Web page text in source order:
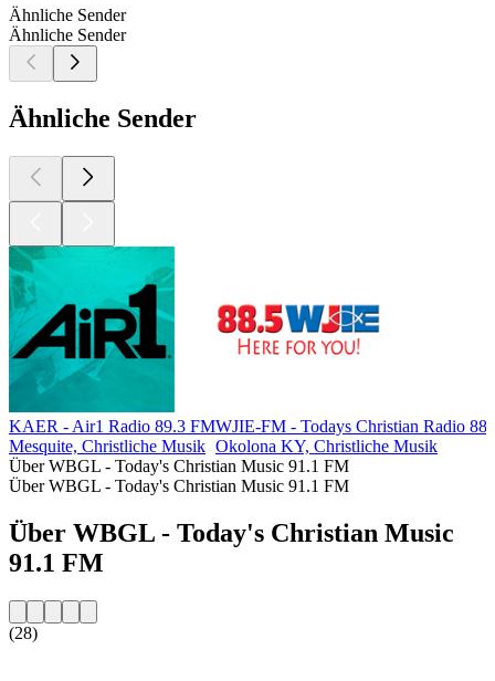
Ähnliche Sender
Ähnliche Sender
Ähnliche Sender
KAER - Air1 Radio 89.3 FM
Mesquite, Christliche Musik
WJIE-FM - Todays Christian Radio
Okolona KY, Christliche Musik
Über WBGL - Today's Christian Music 91.1 FM
Über WBGL - Today's Christian Music 91.1 FM
Über WBGL - Today's Christian Music
91.1 FM
(28)